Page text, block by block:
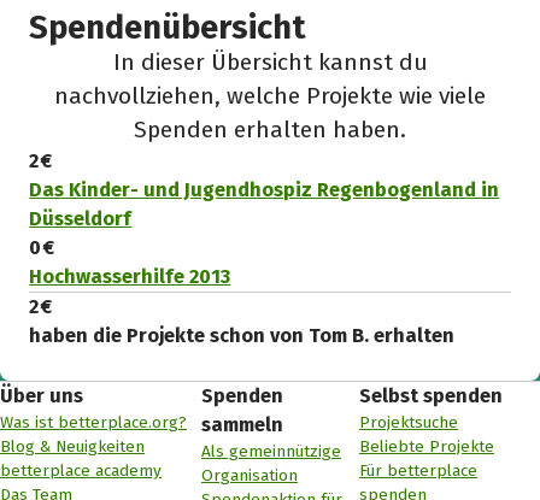
Spendenübersicht
In dieser Übersicht kannst du
nachvollziehen, welche Projekte wie viele
Spenden erhalten haben.
2 €
Das Kinder- und Jugendhospiz Regenbogenland in
Düsseldorf
0 €
Hochwasserhilfe 2013
2 €
haben die Projekte schon von Tom B. erhalten
Über uns
Was ist betterplace.org?
Blog & Neuigkeiten
betterplace academy
Das Team
Spenden
sammeln
Als gemeinnützige
Organisation
Selbst spenden
Projektsuche
Beliebte Projekte
Für betterplace
spenden